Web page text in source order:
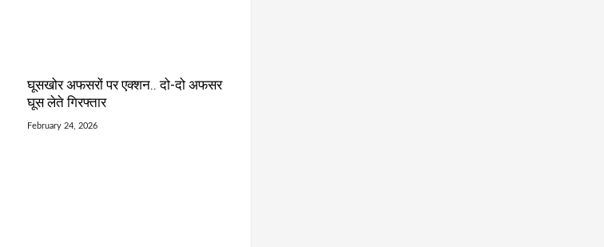
घूसखोर अफसरों पर एक्शन.. दो-दो अफसर
घूस लेते गिरफ्तार
February 24, 2026